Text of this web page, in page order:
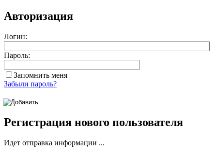
Авторизация
Логин:
Пароль:
Запомнить меня
Забыли пароль?
Регистрация нового пользователя
Идет отправка информации ...